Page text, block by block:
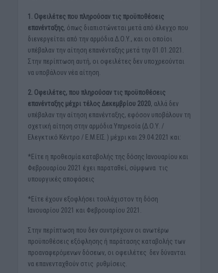
1. Οφειλέτες που πληρούσαν τις προϋποθέσεις
επανένταξης, όπως διαπιστώνεται μετά από έλεγχο που
διενεργείται από την αρμόδια Δ.Ο.Υ., και οι οποίοι
υπέβαλαν την αίτηση επανένταξης μετά την 01.01.2021.
Στην περίπτωση αυτή, οι οφειλέτες δεν υποχρεούνται
να υποβάλουν νέα αίτηση.
2. Οφειλέτες, που πληρούσαν τις προϋποθέσεις
επανένταξης μέχρι τέλος Δεκεμβρίου 2020, αλλά δεν
υπέβαλαν την αίτηση επανένταξης, εφόσον υποβάλουν τη
σχετική αίτηση στην αρμόδια Υπηρεσία (Δ.Ο.Υ. /
Ελεγκτικό Κέντρο / Ε.Μ.ΕΙΣ.) μέχρι και 29.04.2021 και:
*Είτε η προθεσμία καταβολής της δόσης Ιανουαρίου και
Φεβρουαρίου 2021 έχει παραταθεί, σύμφωνα τις
υπουργικές αποφάσεις
*Είτε έχουν εξοφλήσει τουλάχιστον τη δόση
Ιανουαρίου 2021 και Φεβρουαρίου 2021.
Στην περίπτωση που δεν συντρέχουν οι ανωτέρω
προϋποθέσεις εξόφλησης ή παράτασης καταβολής των
προαναφερόμενων δόσεων, οι οφειλέτες δεν δύνανται
να επανενταχθούν στις ρυθμίσεις.